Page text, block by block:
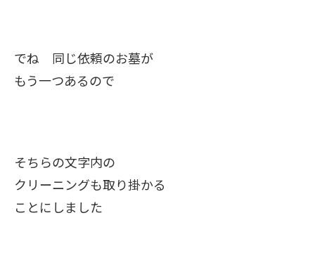
でね 同じ依頼のお墓が
もう一つあるので
そちらの文字内の
クリーニングも取り掛かる
ことにしました